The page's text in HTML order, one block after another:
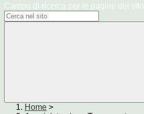
Campo di ricerca per le pagine del sito
Home >